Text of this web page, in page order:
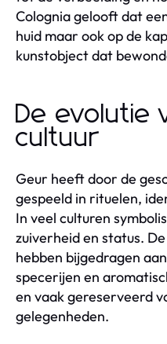
Colognia gelooft dat
huid maar ook op de
kunstobject dat
De evolutie
cultuur
Geur heeft door de
gespeeld in rituelen,
In veel culturen
zuiverheid en status.
hebben bijgedragen
specerijen en
en vaak gereserveerd
gelegenheden.